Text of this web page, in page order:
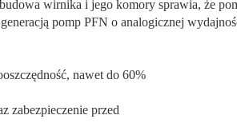
wirnika i jego komory sprawia, że
pomp PFN o analogicznej
nawet do 60%
zabezpieczenie przed